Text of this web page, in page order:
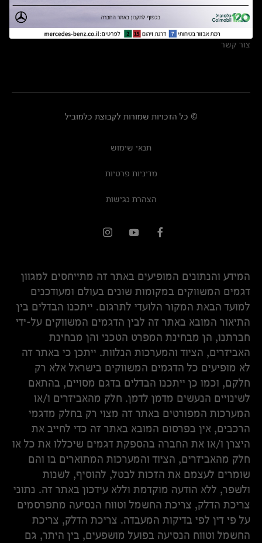
אולמות תצוגה
מרכזי שירות
צור קשר
© כל הזכויות שמורות לקבוצת כלמוביל
תנאי שימוש
מדיניות פרטיות
הצהרת נגישות
המידע והנתונים המופיעים באתר זה מתייחסים למגוון
דגמים המשווקים במקומות שונים בעולם ומעודכנים
למועד הבאת המקור הלועדי לתרגום. ייתכנו הבדלים בין
התיאור המובא באתר זה לבין הדגמים המשווקים על-ידי
חברתנו, הן מבחינת המפרט הטכני והן מבחינת
האביזרים, הציוד והמערכות הנלוות. ייתכן כי באתר זה
לא מופיעים כל הדגמים המשווקים בישראל אלא רק
חלקם, וכמו כן ייתכנו הבדלים בדגם מסויים, בהתאם
לשינויים הנעשים מדמן לדמן. חלק מהאביזרים ו/או
המערכות המפורטים באתר זה מצוי רק בחלק מדגמי
הרכבים, אין בפרסום המובא באתר זה כדי לחייב את
היצרן ו/או את החברה בהספקת דגמים שיכללו את כל או
חלק מהאביזרים, הציוד והמערכות המתוארים בו והם
שומרים לעצמם את הזכות לבטל, להוסיף, לשנות
ולשפר, ללא הודעה מוקדמת וללא עידכון באתר זה. נתוני
צריכת הדלק, צריכת החשמל וטווח הנסיעה מתפרסמים
על פי דין לפי בדיקות המעבדה. צריכת הדלק, צריכת
החשמל וטווח הנסיעה בפועל מושפעים, בין היתר, גם